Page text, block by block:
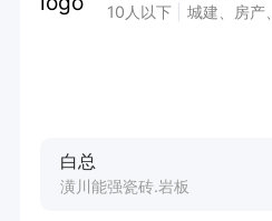
10人以下 城建、房产
白总
潢川能强瓷砖.岩板